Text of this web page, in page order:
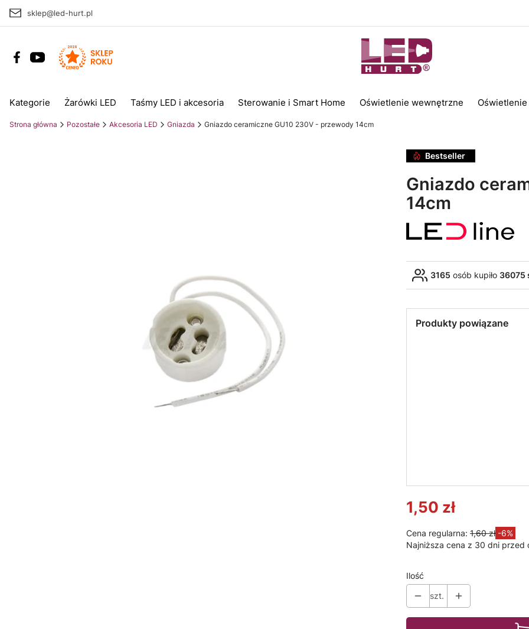
sklep@led-hurt.pl
Kategorie Żarówki LED Taśmy LED i akcesoria Sterowanie i Smart Home Oświetlenie wewnętrzne
Strona główna Pozostałe Akcesoria LED Gniazda Gniazdo ceramiczne GU10 230V - przewody 14cm
Bestseller
Gniazdo
14cm
3165 osób kupiło 36075
Produkty powiązane
1,50 zł
Cena regularna: 1,60 zł -6%
Najniższa cena z 30 dni przed
Ilość
szt.